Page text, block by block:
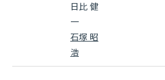
日比 健
一
石塚 昭
浩